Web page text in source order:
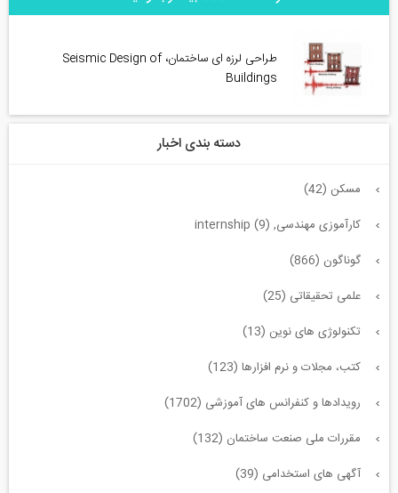
طراحی لرزه ای ساختمان، Seismic Design of
Buildings
دسته بندی اخبار
مسکن (42)
کارآموزی مهندسی, internship (9)
گوناگون (866)
علمی تحقیقاتی (25)
تکنولوژی های نوین (13)
کتب، مجلات و نرم افزارها (123)
رویدادها و کنفرانس های آموزشی (1702)
مقررات ملی صنعت ساختمان (132)
آگهی های استخدامی (39)